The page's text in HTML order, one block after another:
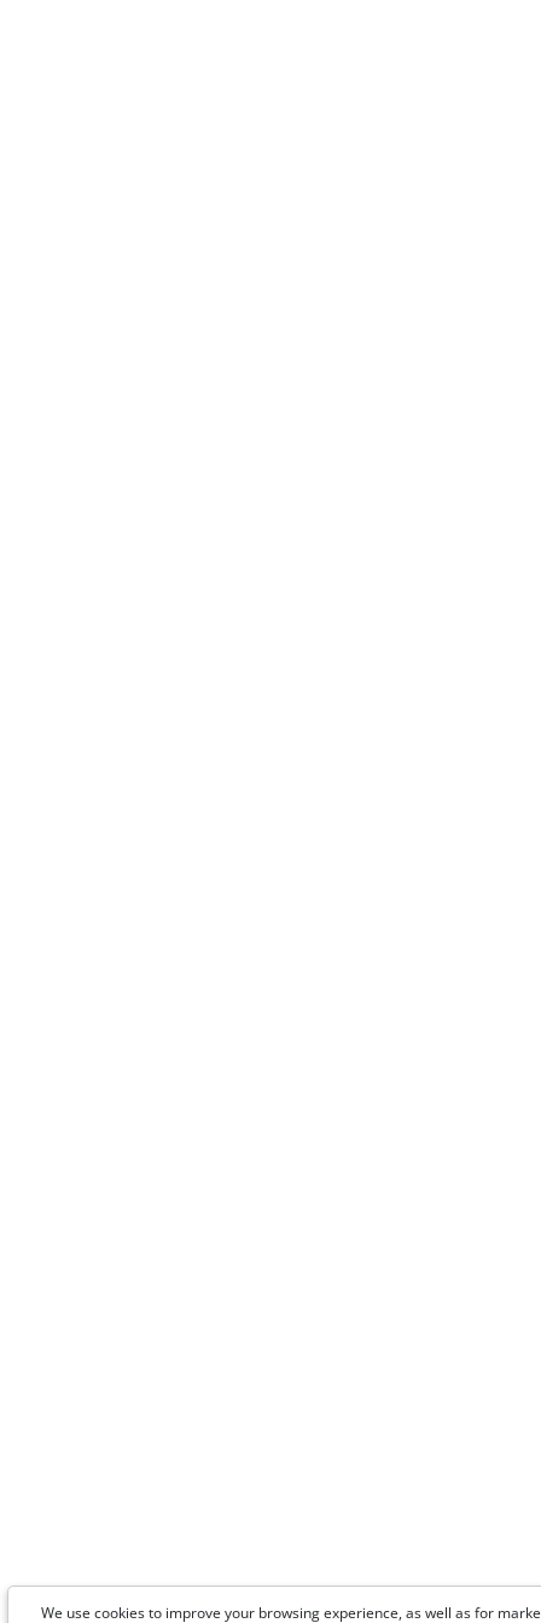
We use cookies to improve your browsing experience, as well as for